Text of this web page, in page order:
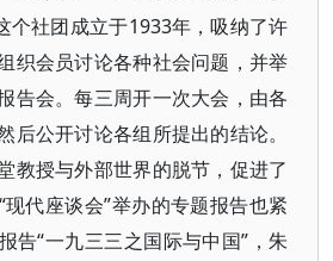
个社团成立于1933年，吸纳了许
织会员讨论各种社会问题，并举
告会。每三周开一次大会，由各
后公开讨论各组所提出的结论。
教授与外部世界的脱节，促进了
代座谈会”举办的专题报告也紧
告“一九三三之国际与中国”，朱